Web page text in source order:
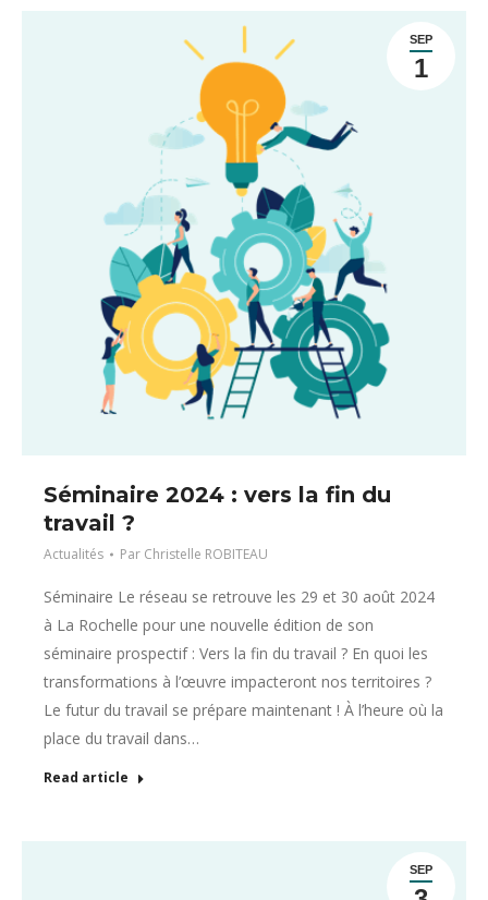
SEP
1
Séminaire 2024 : vers la fin du
travail ?
Actualités Par Christelle ROBITEAU
Séminaire Le réseau se retrouve les 29 et 30 août 2024
à La Rochelle pour une nouvelle édition de son
séminaire prospectif : Vers la fin du travail ? En quoi les
transformations à l’œuvre impacteront nos territoires ?
Le futur du travail se prépare maintenant ! À l’heure où la
place du travail dans…
Read article
SEP